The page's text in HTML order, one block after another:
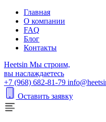
Главная
О компании
FAQ
Блог
Контакты
Heetsin Мы строим,
вы наслаждаетесь
+7 (968) 682-81-79
Оставить заявку